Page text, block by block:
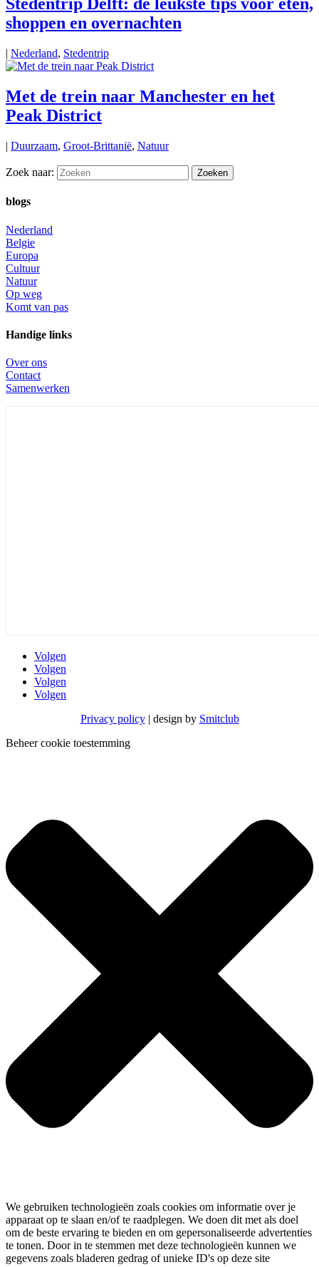
Stedentrip Delft: de leukste tips voor eten,
shoppen en overnachten
| Nederland, Stedentrip
Met de trein naar Manchester en het
Peak District
| Duurzaam, Groot-Brittanië, Natuur
Zoek naar:
blogs
Nederland
Belgie
Europa
Cultuur
Natuur
Op weg
Komt van pas
Handige links
Over ons
Contact
Samenwerken
Volgen
Volgen
Volgen
Volgen
Privacy policy| design by Smitclub
Beheer cookie toestemming
We gebruiken technologieën zoals cookies om informatie over je
apparaat op te slaan en/of te raadplegen. We doen dit met als doel
om de beste ervaring te bieden en om gepersonaliseerde advertenties
te tonen. Door in te stemmen met deze technologieën kunnen we
gegevens zoals bladeren gedrag of unieke ID's op deze site